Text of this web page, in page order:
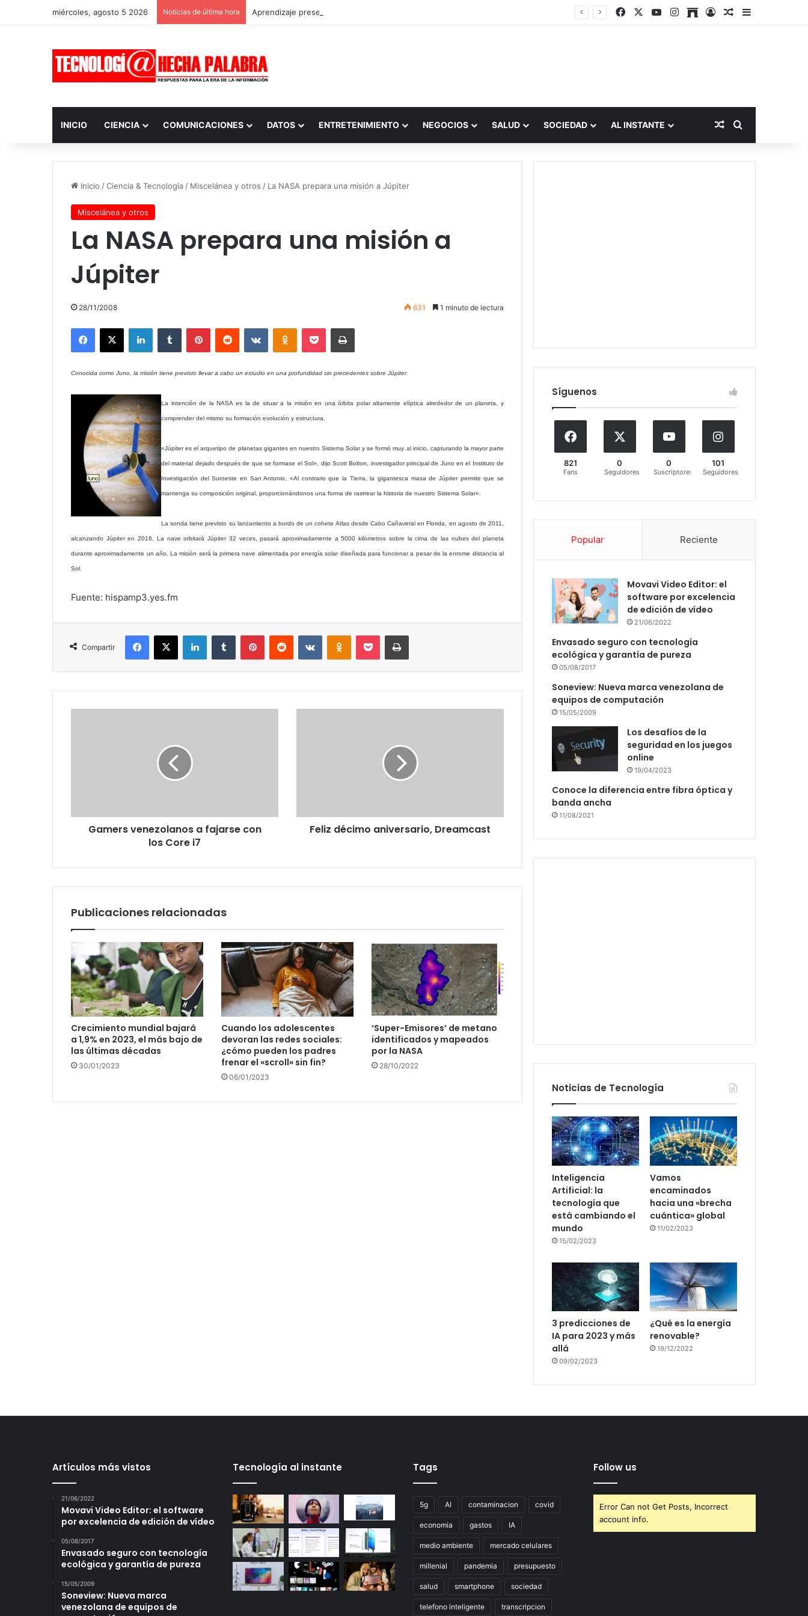
miércoles, agosto 5 2026 Noticias de última hora Aprendizaje presencial vs. por internet FacebookYouTubeInstagram
ArchiveAccesoPublicación al
Barra lateral
INICIO CIENCIA COMUNICACIONES DATOS ENTRETENIMIENTO NEGOCIOS SALUD SOCIEDAD AL INSTANTE Publicación al
Buscar por
Inicio /Ciencia & Tecnología / Miscelánea y otros / La NASA prepara una misión a Júpiter
Miscelánea y otros
La NASA prepara una misión a
Júpiter
28/11/2008 631 1 minuto de lectura
Facebook
X LinkedInTumblr PinterestReddit VKontakteOdnoklassniki
Pocket Imprimir
Conocida como Juno, la misión tiene previsto llevar a cabo un estudio en una profundidad sin precedentes sobre Júpiter.
La intención de la NASA es la de situar a la misión en una órbita polar altamente elíptica alrededor de un planeta, y
comprender del mismo su formación evolución y estructura.
«Júpiter es el arquetipo de planetas gigantes en nuestro Sistema Solar y se formó muy al inicio, capturando la mayor parte
del material dejado después de que se formase el Sol», dijo Scott Bolton, investigador principal de Juno en el Instituto de
Investigación del Suroeste en San Antonio. «Al contrario que la Tierra, la gigantesca masa de Júpiter permite que se
mantenga su composición original, proporcionándonos una forma de rastrear la historia de nuestro Sistema Solar».
La sonda tiene previsto su lanzamiento a bordo de un cohete Atlas desde Cabo Cañaveral en Florida, en agosto de 2011,
alcanzando Júpiter en 2016. La nave orbitará Júpiter 32 veces, pasará aproximadamente a 5000 kilómetros sobre la cima de las nubes del planeta
durante aproximadamente un año. La misión será la primera nave alimentada por energía solar diseñada para funcionar a pesar de la enrome distancia al
Sol.
Fuente: hispamp3.yes.fm
Compartir
Facebook
X LinkedInTumblr PinterestReddit VKontakteOdnoklassniki
Pocket Imprimir
Gamers venezolanos a fajarse con
los Core i7
Feliz décimo aniversario, Dreamcast
Publicaciones relacionadas
Crecimiento mundial bajará
a 1,9% en 2023, el más bajo de
las últimas décadas
30/01/2023
Cuando los adolescentes
devoran las redes sociales:
¿cómo pueden los padres
frenar el «scroll» sin fin?
06/01/2023
‘Super-Emisores’ de metano
identificados y mapeados
por la NASA
28/10/2022
Síguenos
821
Fans
0
Seguidores
0
Suscriptores
101
Seguidores
Popular Reciente
Movavi Video Editor: el
software por excelencia
de edición de vídeo
21/06/2022
Envasado seguro con tecnología
ecológica y garantía de pureza
05/08/2017
Soneview: Nueva marca venezolana de
equipos de computación
15/05/2009
Los desafíos de la
seguridad en los juegos
online
19/04/2023
Conoce la diferencia entre fibra óptica y
banda ancha
11/08/2021
Noticias de Tecnología
Inteligencia
Artificial: la
tecnología que
está cambiando el
mundo
15/02/2023
Vamos
encaminados
hacia una «brecha
cuántica» global
11/02/2023
3 predicciones de
IA para 2023 y más
allá
09/02/2023
¿Qué es la energía
renovable?
19/12/2022
Artículos más vistos
21/06/2022
Movavi Video Editor: el software
por excelencia de edición de vídeo
05/08/2017
Envasado seguro con tecnología
ecológica y garantía de pureza
15/05/2009
Soneview: Nueva marca
venezolana de equipos de
Tecnología al instante Tags
5g AI contaminacion covid
economia gastos IA
medio ambiente mercado celulares
millenial pandemia presupuesto
salud smartphone sociedad
telefono inteligente transcripcion
Follow us
Error Can not Get Posts, Incorrect
account info.